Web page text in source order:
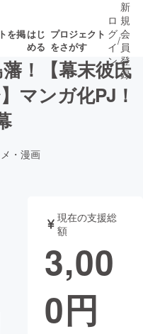
を掲はじ
める
プロジェクト
をさがす
集終了が近いプ
書籍・雑誌
チャレンジ
ロ
グ
イ
ン
/
新
規
会
員
登
録
！【幕末彼氏
マンガ化PJ！
・漫画
現在の支援総
額
3,00
0円